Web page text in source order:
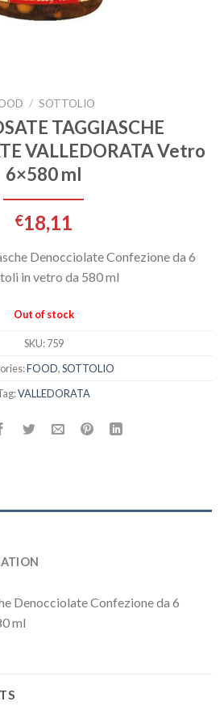
/ SOTTOLIO
TAGGIASCHE
VALLEDORATA Vetro
6×580 ml
€18,11
Denocciolate Confezione da 6
in vetro da 580 ml
Out of stock
SKU:759
FOOD,SOTTOLIO
VALLEDORATA
Denocciolate Confezione da 6
ml